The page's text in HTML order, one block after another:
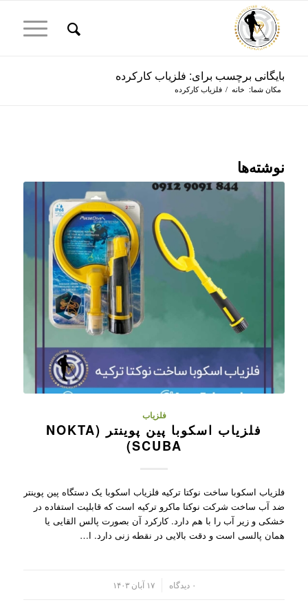
بایگانی برچسب برای: فلزیاب کارکرده
مکان شما: خانه / فلزیاب کارکرده
نوشته‌ها
فلزیاب
فلزیاب اسکوبا پین پوینتر (NOKTA
SCUBA)
فلزیاب اسکوبا ساخت نوکتا ترکیه فلزیاب اسکوبا یک دستگاه پین پوینتر
ضد آب ساخت شرکت نوکتا ماکرو ترکیه است که قابلیت استفاده در
خشکی و زیر آب را با هم دارد. کارکرد آن بصورت پالس القایی یا
همان پالسی است و دقت بالایی در نقطه زنی دارد. ا…
۰ دیدگاه ۱۷ آبان ۱۴۰۳